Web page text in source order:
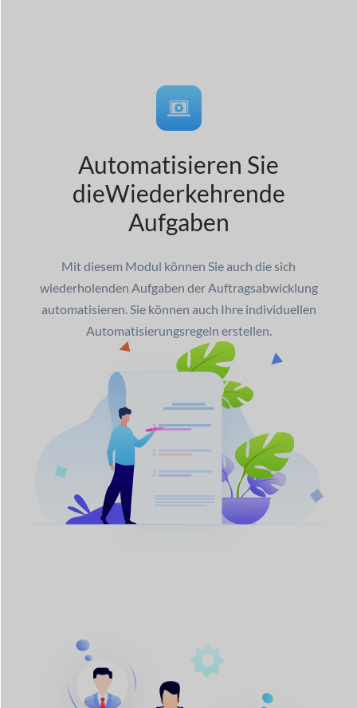
Automatisieren Sie
dieWiederkehrende
Aufgaben
Mit diesem Modul können Sie auch die sich
wiederholenden Aufgaben der Auftragsabwicklung
automatisieren. Sie können auch Ihre individuellen
Automatisierungsregeln erstellen.